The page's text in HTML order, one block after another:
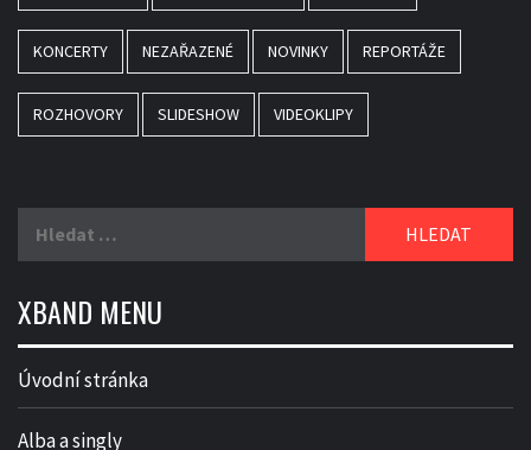
KONCERTY NEZAŘAZENÉ NOVINKY REPORTÁŽE
ROZHOVORY SLIDESHOW VIDEOKLIPY
XBAND MENU
Úvodní stránka
Alba a singly